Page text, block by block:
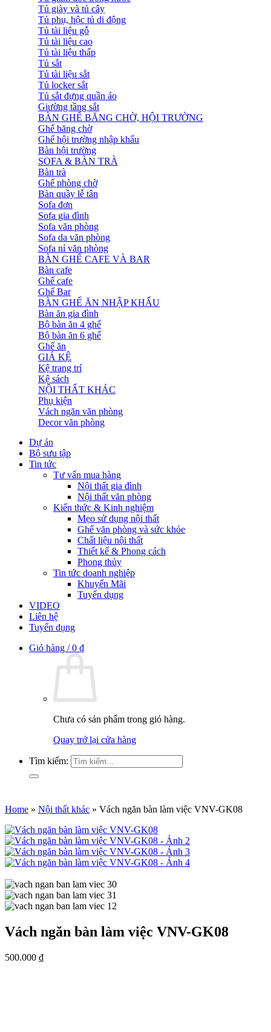
Tủ giày và tủ cây
Tủ phụ, hộc tủ di động
Tủ tài liệu gỗ
Tủ tài liệu cao
Tủ tài liệu thấp
Tủ sắt
Tủ tài liệu sắt
Tủ locker sắt
Tủ sắt đựng quần áo
Giường tầng sắt
BÀN GHẾ BĂNG CHỜ, HỘI TRƯỜNG
Ghế băng chờ
Ghế hội trường nhập khẩu
Bàn hội trường
SOFA & BÀN TRÀ
Bàn trà
Ghế phòng chờ
Bàn quầy lễ tân
Sofa đơn
Sofa gia đình
Sofa văn phòng
Sofa da văn phòng
Sofa nỉ văn phòng
BÀN GHẾ CAFE VÀ BAR
Bàn cafe
Ghế cafe
Ghế Bar
BÀN GHẾ ĂN NHẬP KHẨU
Bàn ăn gia đình
Bộ bàn ăn 4 ghế
Bộ bàn ăn 6 ghế
Ghế ăn
GIÁ KỆ
Kệ trang trí
Kệ sách
NỘI THẤT KHÁC
Phụ kiện
Vách ngăn văn phòng
Decor văn phòng
Dự án
Bộ sưu tập
Tin tức
Tư vấn mua hàng
Nội thất gia đình
Nội thất văn phòng
Kiến thức & Kinh nghiệm
Mẹo sử dụng nội thất
Ghế văn phòng và sức khỏe
Chất liệu nội thất
Thiết kế & Phong cách
Phong thủy
Tin tức doanh nghiệp
Khuyến Mãi
Tuyển dụng
VIDEO
Liên hệ
Tuyển dụng
Giỏ hàng /0 ₫
Chưa có sản phẩm trong giỏ hàng.
Quay trở lại cửa hàng
Tìm kiếm:
Home » Nội thất khác » Vách ngăn bàn làm việc VNV-GK08
Vách ngăn bàn làm việc VNV-GK08
500.000 ₫